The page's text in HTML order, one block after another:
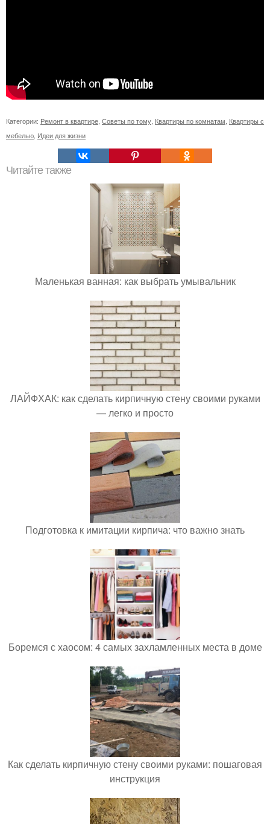
Категории: Ремонт в квартире Советы по тому Квартиры по комнатам Квартиры с
мебелью Идеи для жизни
Читайте также
Маленькая ванная: как выбрать умывальник
ЛАЙФХАК: как сделать кирпичную стену своими руками
— легко и просто
Подготовка к имитации кирпича: что важно знать
Боремся с хаосом: 4 самых захламленных места в доме
Как сделать кирпичную стену своими руками: пошаговая
инструкция